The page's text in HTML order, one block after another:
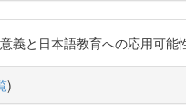
義と日本語教育への応用可
)